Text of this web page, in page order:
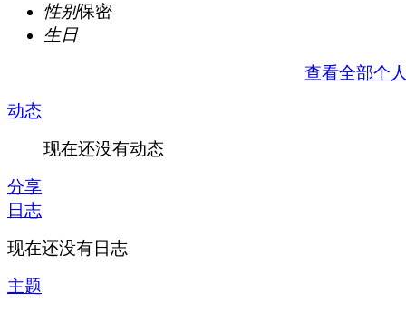
性别保密
生日
查看全部个
动态
现在还没有动态
分享
日志
现在还没有日志
主题